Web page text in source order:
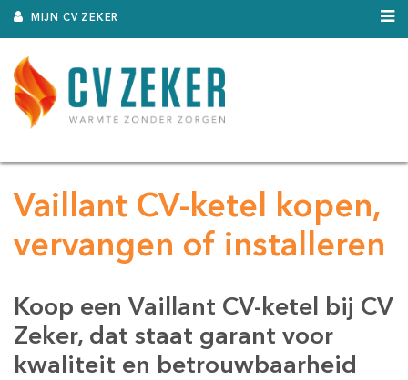
MIJN CV ZEKER
Vaillant CV-ketel kopen,
vervangen of installeren
Koop een Vaillant CV-ketel bij CV
Zeker, dat staat garant voor
kwaliteit en betrouwbaarheid